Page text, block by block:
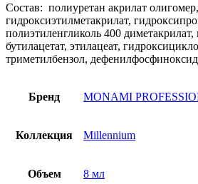
Состав: полиуретан акрилат
гидроксиэтилметакрилат,
полиэтиленгликоль 400
бутилацетат, этилацеат,
триметилбензол,
Бренд MONAMI
Коллекция Millennium
Объем 8 мл